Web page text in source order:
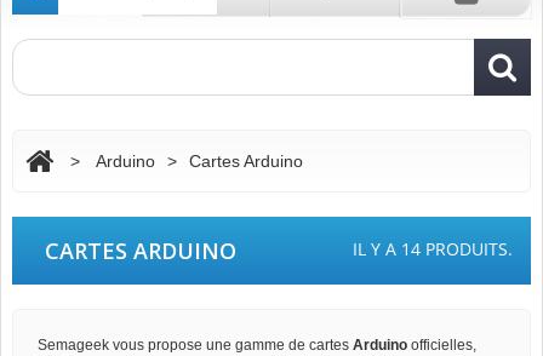
> Arduino > Cartes Arduino
CARTES ARDUINO IL Y A 14 PRODUITS.
Semageek vous propose une gamme de cartesArduino officielles,